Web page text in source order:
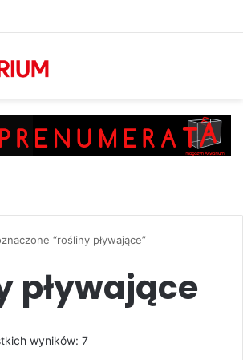
“rośliny pływające”
pływające
wyników: 7Posortowane